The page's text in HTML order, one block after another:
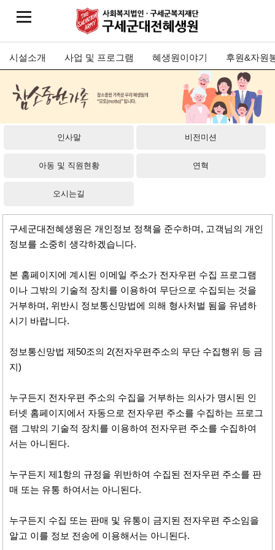
시설소개 사업 및 프로그램 혜생원이야기 후원&자원
인사말 비전미션
아동 및 직원현황 연혁
오시는길
구세군대전혜생원은 개인정보 정책을 준수하며, 고객님의 개인
정보를 소중히 생각하겠습니다.
본 홈페이지에 계시된 이메일 주소가 전자우편 수집 프로그램
이나 그밖의 기술적 장치를 이용하여 무단으로 수집되는 것을
거부하며, 위반시 정보통신망법에 의해 형사처벌 됨을 유념하
시기 바랍니다.
정보통신망법 제50조의 2(전자우편주소의 무단 수집행위 등 금
지)
누구든지 전자우편 주소의 수집을 거부하는 의사가 명시된 인
터넷 홈페이지에서 자동으로 전자우편 주소를 수집하는 프로그
램 그밖의 기술적 장치를 이용하여 전자우편 주소를 수집하여
서는 아니된다.
누구든지 제1항의 규정을 위반하여 수집된 전자우편 주소를 판
매 또는 유통 하여서는 아니된다.
누구든지 수집 또는 판매 및 유통이 금지된 전자우편 주소임을
알고 이를 정보 전송에 이용해서는 아니된다.